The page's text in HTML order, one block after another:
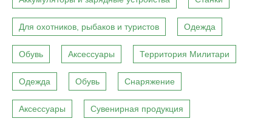
Для охотников, рыбаков и туристов Одежда
Обувь Аксессуары Территория Милитари
Одежда Обувь Снаряжение
Аксессуары Сувенирная продукция